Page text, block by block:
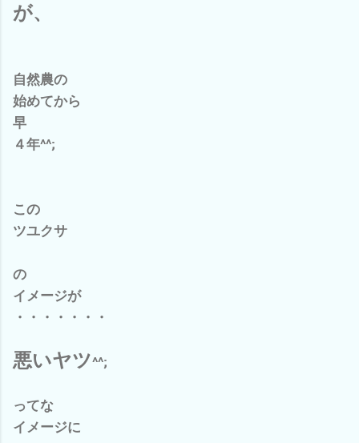
が、
自然農の
始めてから
早
４年^^;
この
ツユクサ
の
イメージが
・・・・・・・
悪いヤツ^^;
ってな
イメージに